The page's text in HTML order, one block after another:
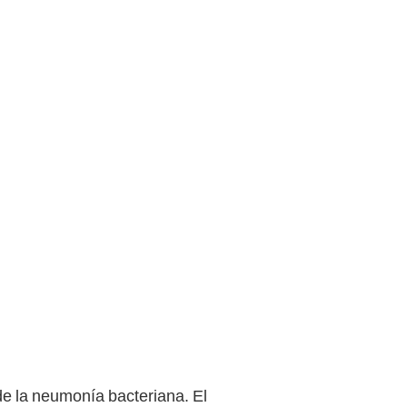
la neumonía bacteriana. El